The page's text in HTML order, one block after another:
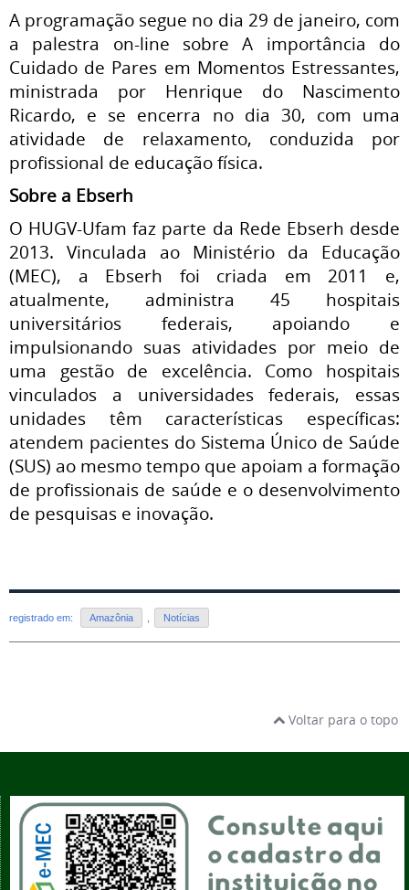
A programação segue no dia 29 de janeiro, com
a palestra on-line sobre A importância do
Cuidado de Pares em Momentos Estressantes,
ministrada por Henrique do Nascimento
Ricardo, e se encerra no dia 30, com uma
atividade de relaxamento, conduzida por
profissional de educação física.
Sobre a Ebserh
O HUGV-Ufam faz parte da Rede Ebserh desde
2013. Vinculada ao Ministério da Educação
(MEC), a Ebserh foi criada em 2011 e,
atualmente, administra 45 hospitais
universitários federais, apoiando e
impulsionando suas atividades por meio de
uma gestão de excelência. Como hospitais
vinculados a universidades federais, essas
unidades têm características específicas:
atendem pacientes do Sistema Único de Saúde
(SUS) ao mesmo tempo que apoiam a formação
de profissionais de saúde e o desenvolvimento
de pesquisas e inovação.
registrado em: Amazônia Notícias
Voltar para o topo